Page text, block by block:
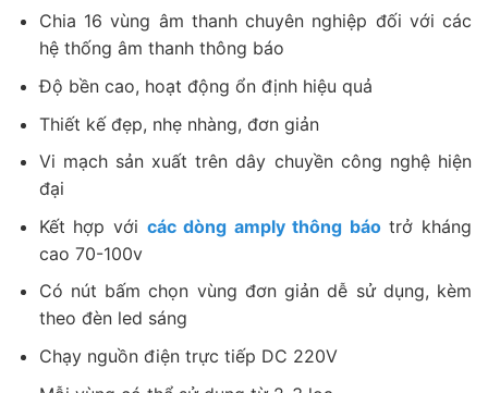
Chia 16 vùng âm thanh chuyên nghiệp đối với các
hệ thống âm thanh thông báo
Độ bền cao, hoạt động ổn định hiệu quả
Thiết kế đẹp, nhẹ nhàng, đơn giản
Vi mạch sản xuất trên dây chuyền công nghệ hiện
đại
Kết hợp với các dòng amply thông báotrở kháng
cao 70-100v
Có nút bấm chọn vùng đơn giản dễ sử dụng, kèm
theo đèn led sáng
Chạy nguồn điện trực tiếp DC 220V